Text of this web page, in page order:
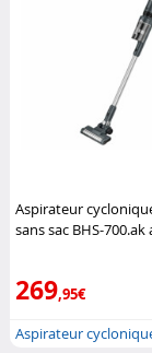
Aspirateur
sans sac BHS-700.ak
269,95€
Aspirateur